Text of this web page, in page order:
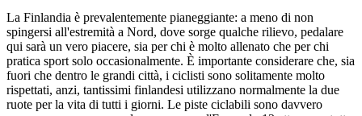
La Finlandia è prevalentemente pianeggiante: a meno di non
spingersi all'estremità a Nord, dove sorge qualche rilievo, pedalare
qui sarà un vero piacere, sia per chi è molto allenato che per chi
pratica sport solo occasionalmente. È importante considerare che, sia
fuori che dentro le grandi città, i ciclisti sono solitamente molto
rispettati, anzi, tantissimi finlandesi utilizzano normalmente la due
ruote per la vita di tutti i giorni. Le piste ciclabili sono davvero